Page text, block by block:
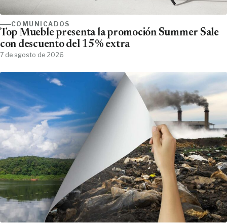
COMUNICADOS
Top Mueble presenta la promoción Summer Sale
con descuento del 15% extra
7 de agosto de 2026